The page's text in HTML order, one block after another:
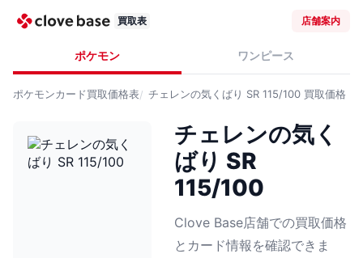
買取表 店舗案内
ポケモン ワンピース
ポケモンカード買取価格表 チェレンの気くばり SR 115/100 買取価格
チェレンの気く
ばり SR
115/100
Clove Base店舗での買取価格
とカード情報を確認できま